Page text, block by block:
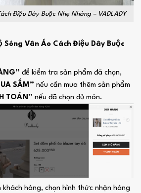
Điệu Dây Buộc Nhẹ Nhàng – VADLADY
Sóng Vân Áo Cách Điệu Dây Buộc
để kiểm tra sản phẩm đã chọn,
SẮM” nếu cần mua thêm sản phẩm
TOÁN” nếu đã chọn đủ món.
hàng, chọn hình thức nhận hàng